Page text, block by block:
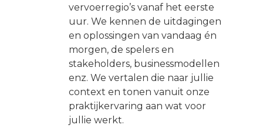
vervoerregio’s vanaf het eerste
uur. We kennen de uitdagingen
en oplossingen van vandaag én
morgen, de spelers en
stakeholders, businessmodellen
enz. We vertalen die naar jullie
context en tonen vanuit onze
praktijkervaring aan wat voor
jullie werkt.